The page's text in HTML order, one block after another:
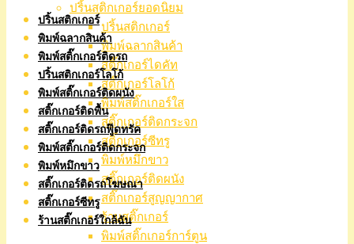
ปริ้นสติกเกอร์ยอดนิยม
ปริ้นสติกเกอร์
พิมพ์ฉลากสินค้า
สติ๊กเกอร์ไดคัท
สติ๊กเกอร์โลโก้
พิมพ์สติ๊กเกอร์ใส
สติ๊กเกอร์ติดกระจก
สติ๊กเกอร์ซีทรู
พิมพ์หมึกขาว
สติ๊กเกอร์ติดผนัง
สติ๊กเกอร์สูญญากาศ
ร้านสติ๊กเกอร์
พิมพ์สติ๊กเกอร์การ์ตูน
ปริ้นสติกเกอร์
พิมพ์ฉลากสินค้า
พิมพ์สติ๊กเกอร์ติดรถ
ปริ้นสติกเกอร์โลโก้
พิมพ์สติ๊กเกอร์ติดผนัง
สติ๊กเกอร์ติดพื้น
สติ๊กเกอร์ติดรถฟู๊ดทรัค
พิมพ์สติ๊กเกอร์ติดกระจก
พิมพ์หมึกขาว
สติ๊กเกอร์ติดรถโฆษณา
สติ๊กเกอร์ซีทรู
ร้านสติ๊กเกอร์ใกล้ฉัน